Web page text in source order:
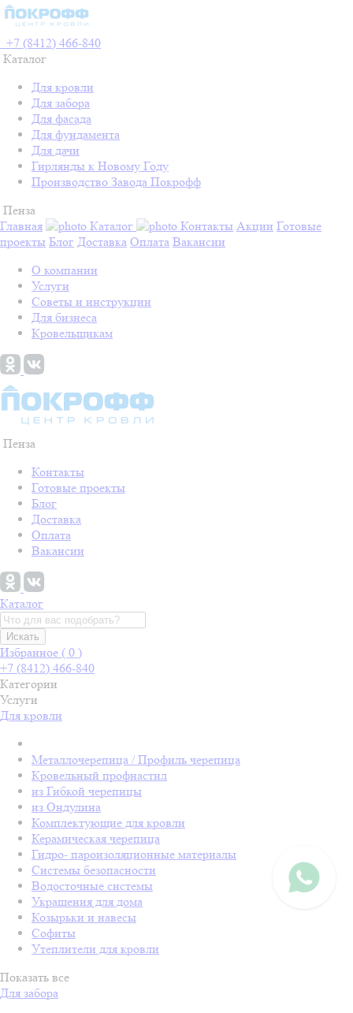
+7 (8412) 466-840
Каталог
Для кровли
Для забора
Для фасада
Для фундамента
Для дачи
Гирлянды к Новому Году
Производство Завода Покрофф
Пенза
Главная
Каталог Контакты Акции Готовые
проекты Блог Доставка Оплата Вакансии
О компании
Услуги
Советы и инструкции
Для бизнеса
Кровельщикам
Пенза
Контакты
Готовые проекты
Блог
Доставка
Оплата
Вакансии
Каталог
Искать
Избранное ( 0 )
+7 (8412) 466-840
Категории
Услуги
Для кровли
Металлочерепица / Профиль черепица
Кровельный профнастил
из Гибкой черепицы
из Ондулина
Комплектующие для кровли
Керамическая черепица
Гидро- пароизоляционные материалы
Системы безопасности
Водосточные системы
Украшения для дома
Козырьки и навесы
Софиты
Утеплители для кровли
Показать все
Для забора